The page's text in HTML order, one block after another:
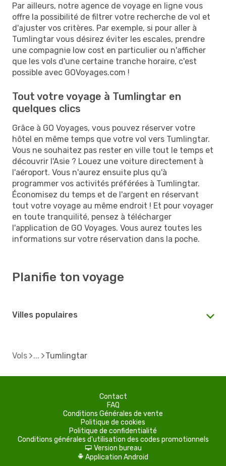
Par ailleurs, notre agence de voyage en ligne vous
offre la possibilité de filtrer votre recherche de vol et
d'ajuster vos critères. Par exemple, si pour aller à
Tumlingtar vous désirez éviter les escales, prendre
une compagnie low cost en particulier ou n'afficher
que les vols d'une certaine tranche horaire, c'est
possible avec GOVoyages.com !
Tout votre voyage à Tumlingtar en
quelques clics
Grâce à GO Voyages, vous pouvez réserver votre
hôtel en même temps que votre vol vers Tumlingtar.
Vous ne souhaitez pas rester en ville tout le temps et
découvrir l'Asie ? Louez une voiture directement à
l'aéroport. Vous n'aurez ensuite plus qu'à
programmer vos activités préférées à Tumlingtar.
Économisez du temps et de l'argent en réservant
tout votre voyage au même endroit ! Et pour voyager
en toute tranquilité, pensez à télécharger
l'application de GO Voyages. Vous aurez toutes les
informations sur votre réservation dans la poche.
Planifie ton voyage
Villes populaires
Vols Tumlingtar
Contact
FAQ
Conditions Générales de vente
Politique de cookies
Politique de confidentialité
Conditions générales d'utilisation des codes promotionnels
d Version bureau
A Application Android